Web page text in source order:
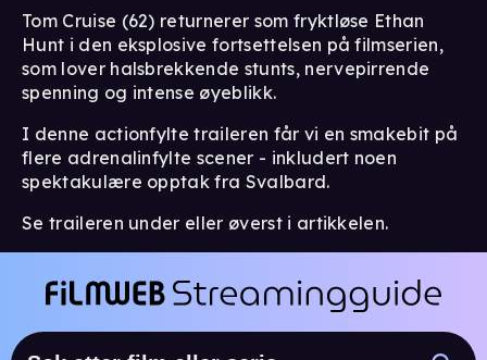
Tom Cruise (62) returnerer som fryktløse Ethan
Hunt i den eksplosive fortsettelsen på filmserien,
som lover halsbrekkende stunts, nervepirrende
spenning og intense øyeblikk.
I denne actionfylte traileren får vi en smakebit på
flere adrenalinfylte scener - inkludert noen
spektakulære opptak fra Svalbard.
Se traileren under eller øverst i artikkelen.